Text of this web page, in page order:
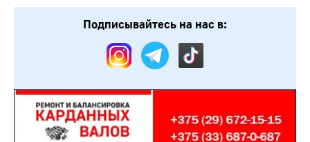
Подписывайтесь на нас в: